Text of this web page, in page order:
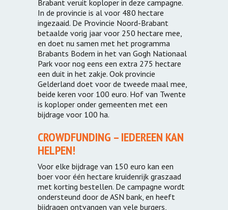
Brabant veruit koploper in deze campagne.
In de provincie is al voor 480 hectare
ingezaaid. De Provincie Noord-Brabant
betaalde vorig jaar voor 250 hectare mee,
en doet nu samen met het programma
Brabants Bodem in het van Gogh Nationaal
Park voor nog eens een extra 275 hectare
een duit in het zakje. Ook provincie
Gelderland doet voor de tweede maal mee,
beide keren voor 100 euro. Hof van Twente
is koploper onder gemeenten met een
bijdrage voor 100 ha.
CROWDFUNDING – IEDEREEN KAN
HELPEN!
Voor elke bijdrage van 150 euro kan een
boer voor één hectare kruidenrijk graszaad
met korting bestellen. De campagne wordt
ondersteund door de ASN bank, en heeft
bijdragen ontvangen van vele burgers,